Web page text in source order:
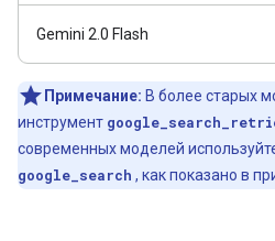
Gemini 2.0 Flash
Примечание: В более старых
инструмент
современных моделей
google_search , как показано в